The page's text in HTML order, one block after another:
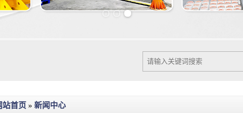
站首页 » 新闻中心